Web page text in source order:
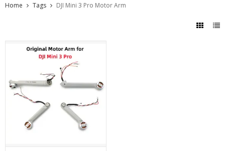
Home Tags DJI Mini 3 Pro Motor Arm